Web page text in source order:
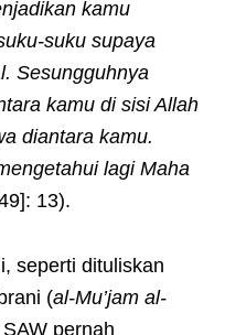
kamu
suku supaya
Sesungguhnya
kamu di sisi Allah
diantara kamu.
lagi Maha
13).
seperti dituliskan
(al-Mu’jam al-
pernah